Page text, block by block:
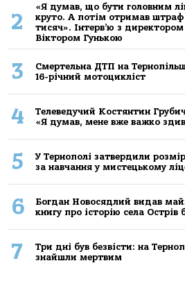
2
«Я думав, що бути головним
круто. А потім отримав
тисяч». Інтерв’ю з директором
Віктором Гунькою
3
Смертельнa ДТП нa
16-річний мoтoцикліст
4
Телеведучий Костянтин
«Я думав, мене вже важко
5
У Тернополі затвердили
за навчання у мистецькому
6
Богдан Новосядлий видав
книгу про історію села Острів
7
Три дні був безвісти: на
знайшли мертвим